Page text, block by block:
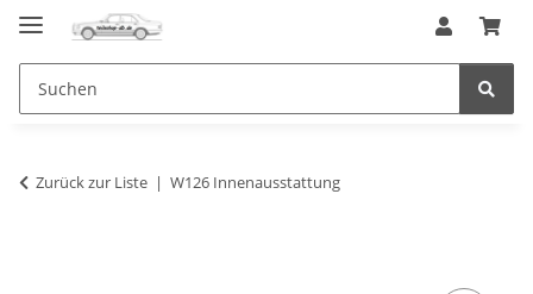
Zurück zur Liste W126 Innenausstattung